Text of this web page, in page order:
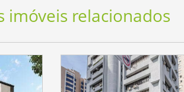
imóveis relacionados